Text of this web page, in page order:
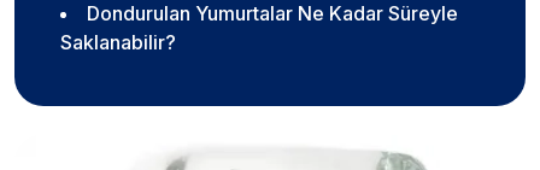
Dondurulan Yumurtalar Ne Kadar Süreyle
Saklanabilir?